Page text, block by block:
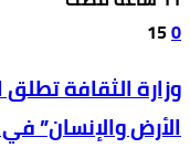
0
15
وزارة الثقافة
الأرض والإنسان”